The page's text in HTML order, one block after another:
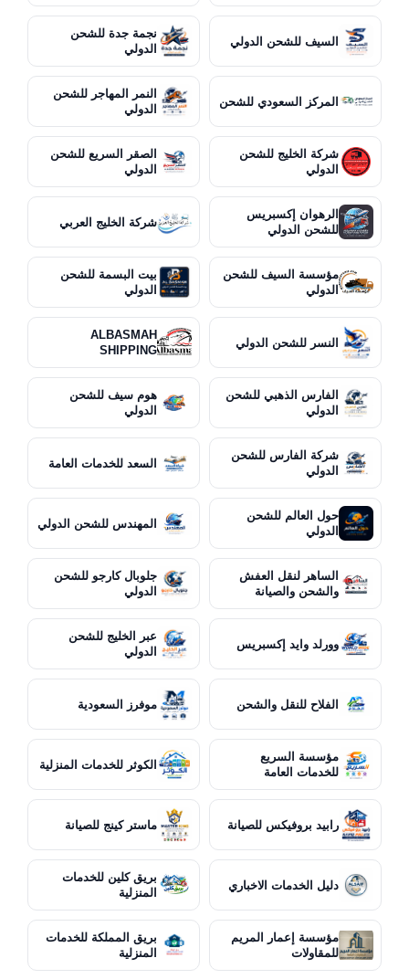
السيف للشحن الدولي
نجمة جدة للشحن
الدولي
المركز السعودي للشحن
النمر المهاجر للشحن
الدولي
شركة الخليج للشحن
الدولي
الصقر السريع للشحن
الدولي
الرهوان إكسبريس
للشحن الدولي
شركة الخليج العربي
مؤسسة السيف للشحن
الدولي
بيت البسمة للشحن
الدولي
النسر للشحن الدولي
ALBASMAH
SHIPPING
الفارس الذهبي للشحن
الدولي
هوم سيف للشحن
الدولي
شركة الفارس للشحن
الدولي
السعد للخدمات العامة
حول العالم للشحن
الدولي
المهندس للشحن الدولي
الساهر لنقل العفش
والشحن والصيانة
جلوبال كارجو للشحن
الدولي
وورلد وايد إكسبريس
عبر الخليج للشحن
الدولي
الفلاح للنقل والشحن موفرز السعودية
مؤسسة السريع
للخدمات العامة
الكوثر للخدمات المنزلية
رابيد بروفيكس للصيانة ماستر كينج للصيانة
دليل الخدمات الاخباري
بريق كلين للخدمات
المنزلية
مؤسسة إعمار المريم
للمقاولات
بريق المملكة للخدمات
المنزلية